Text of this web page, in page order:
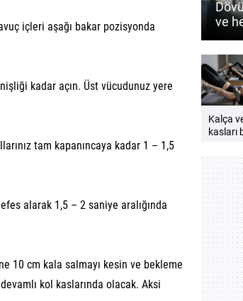
içleri aşağı bakar pozisyonda
kadar açın. Üst vücudunuz yere
tam kapanıncaya kadar 1 – 1,5
alarak 1,5 – 2 saniye aralığında
10 cm kala salmayı kesin ve bekleme
kol kaslarında olacak. Aksi
ve
Kalça
kasları
Güçlü
bir
öneriler